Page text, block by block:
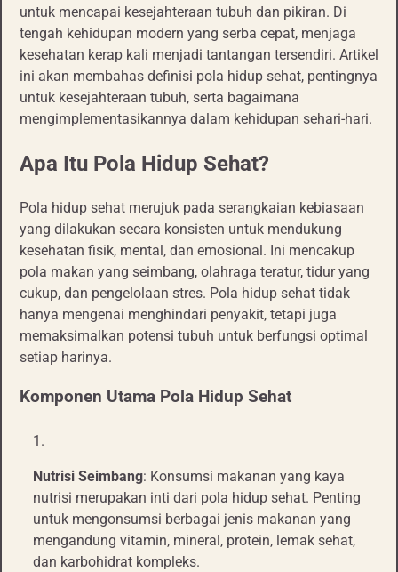
untuk mencapai kesejahteraan tubuh dan pikiran. Di
tengah kehidupan modern yang serba cepat, menjaga
kesehatan kerap kali menjadi tantangan tersendiri. Artikel
ini akan membahas definisi pola hidup sehat, pentingnya
untuk kesejahteraan tubuh, serta bagaimana
mengimplementasikannya dalam kehidupan sehari-hari.
Apa Itu Pola Hidup Sehat?
Pola hidup sehat merujuk pada serangkaian kebiasaan
yang dilakukan secara konsisten untuk mendukung
kesehatan fisik, mental, dan emosional. Ini mencakup
pola makan yang seimbang, olahraga teratur, tidur yang
cukup, dan pengelolaan stres. Pola hidup sehat tidak
hanya mengenai menghindari penyakit, tetapi juga
memaksimalkan potensi tubuh untuk berfungsi optimal
setiap harinya.
Komponen Utama Pola Hidup Sehat
Nutrisi Seimbang: Konsumsi makanan yang kaya
nutrisi merupakan inti dari pola hidup sehat. Penting
untuk mengonsumsi berbagai jenis makanan yang
mengandung vitamin, mineral, protein, lemak sehat,
dan karbohidrat kompleks.